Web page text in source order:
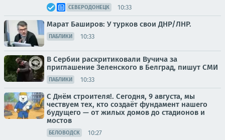
СЕВЕРОДОНЕЦК 10:33
Марат Баширов: У турков свои ДНР/ЛНР.
ПАБЛИКИ 10:33
В Сербии раскритиковали Вучича за
приглашение Зеленского в Белград, пишут СМИ
ПАБЛИКИ 10:33
С Днём строителя!. Сегодня, 9 августа, мы
чествуем тех, кто создаёт фундамент нашего
будущего — от жилых домов до стадионов и
мостов
БЕЛОВОДСК 10:27